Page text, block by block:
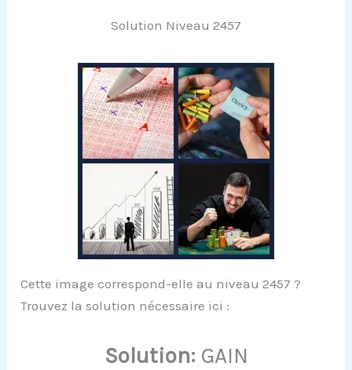
Solution Niveau 2457
Cette image correspond-elle au niveau 2457 ?
Trouvez la solution nécessaire ici :
Solution: GAIN